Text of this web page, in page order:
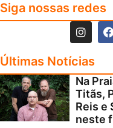
Siga nossas redes
Últimas Notícias
Na
Titãs,
Reis e
neste